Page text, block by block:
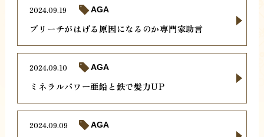
ブリーチがはげる原因になるのか専門家助言
2024.09.19 AGA
ミネラルパワー亜鉛と鉄で髪力UP
2024.09.10 AGA
2024.09.09 AGA